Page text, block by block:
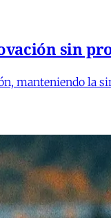
sin
manteniendo la